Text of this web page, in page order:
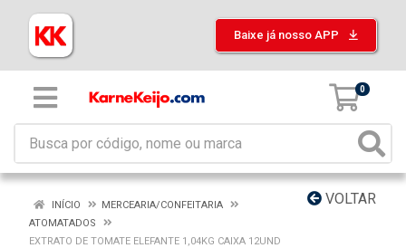
Baixe já nosso APP
0
VOLTAR
INÍCIO
MERCEARIA/CONFEITARIA
ATOMATADOS
EXTRATO DE TOMATE ELEFANTE 1,04KG CAIXA 12UND